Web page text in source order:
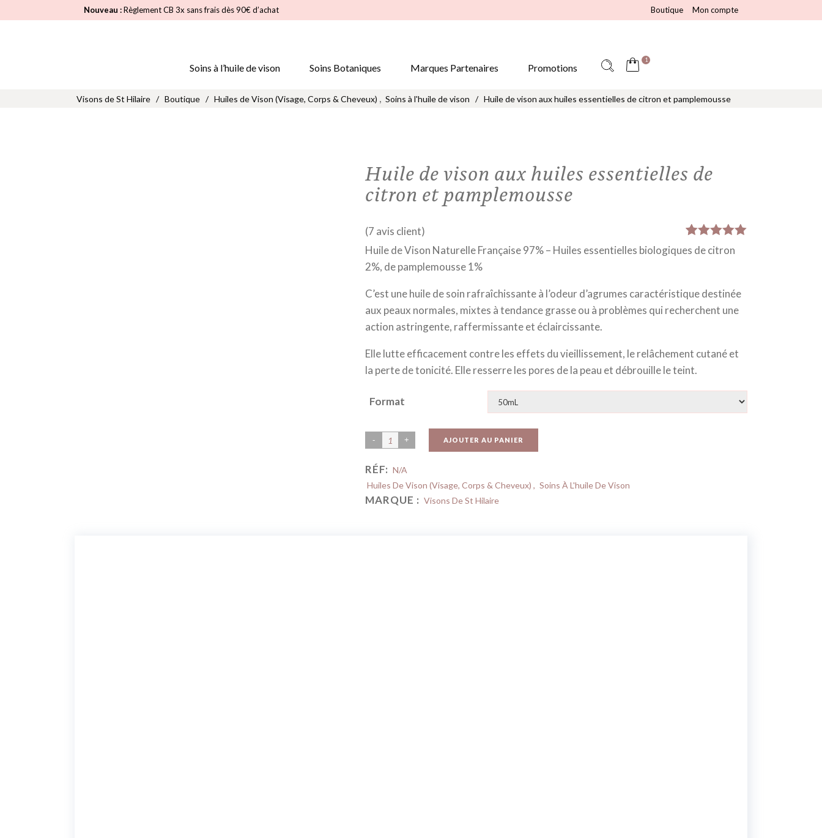
Nouveau :Règlement CB 3x sans frais dès 90€ d’achat Boutique Mon compte
Soins à l’huile de vison Soins Botaniques Marques Partenaires Promotions
1
Visons de St Hilaire / Boutique / Huiles de Vison (Visage, Corps & Cheveux) , Soins à l'huile de vison / Huile de vison aux huiles essentielles de citron et pamplemousse
Huile de vison aux huiles essentielles de
citron et pamplemousse
Noté5.00
sur 5
7
client
(7 avis client)
Huile de Vison Naturelle Française 97% – Huiles essentielles biologiques de citron
2%, de pamplemousse 1%
C’est une huile de soin rafraîchissante à l’odeur d’agrumes caractéristique destinée
aux peaux normales, mixtes à tendance grasse ou à problèmes qui recherchent une
action astringente, raffermissante et éclaircissante.
Elle lutte efficacement contre les effets du vieillissement, le relâchement cutané et
la perte de tonicité. Elle resserre les pores de la peau et débrouille le teint.
Format
AJOUTER AU PANIER
RÉF: N/A
Huiles De Vison (Visage, Corps & Cheveux) , Soins À L'huile De Vison
MARQUE : Visons De St Hilaire